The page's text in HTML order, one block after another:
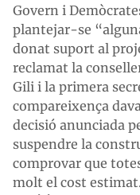
Govern i
plantejar-se
donat suport al
reclamat la
Gili i la primera
compareixença
decisió anunciada
suspendre la
comprovar que
molt el cost estimat.